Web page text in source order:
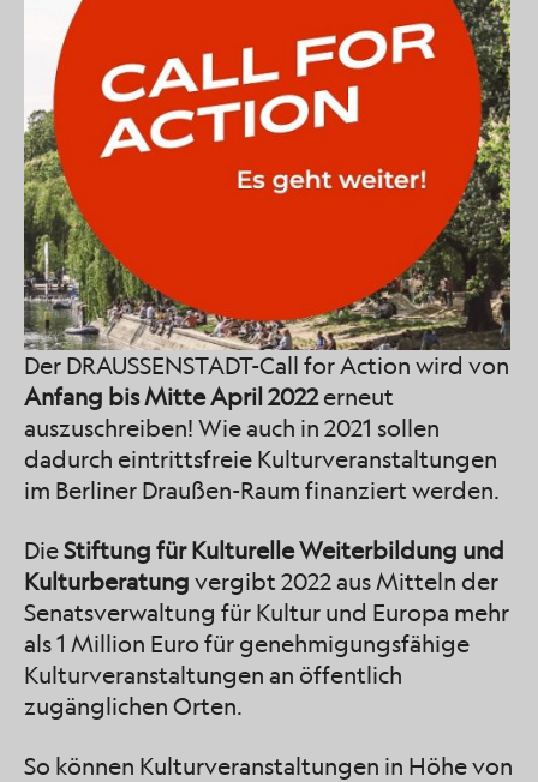
Der DRAUSSENSTADT-Call for Action wird von
Anfang bis Mitte April 2022erneut
auszuschreiben! Wie auch in 2021 sollen
dadurch eintrittsfreie Kulturveranstaltungen
im Berliner Draußen-Raum finanziert werden.
DieStiftung für Kulturelle Weiterbildung und
Kulturberatung vergibt 2022 aus Mitteln der
Senatsverwaltung für Kultur und Europa mehr
als 1 Million Euro für genehmigungsfähige
Kulturveranstaltungen an öffentlich
zugänglichen Orten.
So können Kulturveranstaltungen in Höhe von